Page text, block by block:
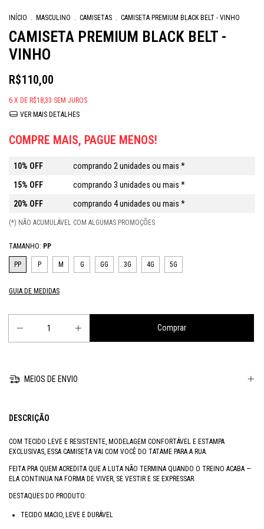
INÍCIO MASCULINO CAMISETAS CAMISETA PREMIUM BLACK BELT - VINHO
CAMISETA PREMIUM BLACK BELT -
VINHO
R$110,00
6 X DE R$18,33 SEM JUROS
VER MAIS DETALHES
COMPRE MAIS, PAGUE MENOS!
10% OFF
comprando 2 unidades ou mais *
15% OFF
comprando 3 unidades ou mais *
20% OFF
comprando 4 unidades ou mais *
(*) NÃO ACUMULÁVEL COM ALGUMAS PROMOÇÕES
TAMANHO: PP
PP P M G GG 3G 4G 5G
GUIA DE MEDIDAS
MEIOS DE ENVIO
DESCRIÇÃO
COM TECIDO LEVE E RESISTENTE, MODELAGEM CONFORTÁVEL E ESTAMPA
EXCLUSIVAS, ESSA CAMISETA VAI COM VOCÊ DO TATAME PARA A RUA.
FEITA PRA QUEM ACREDITA QUE A LUTA NÃO TERMINA QUANDO O TREINO ACABA —
ELA CONTINUA NA FORMA DE VIVER, SE VESTIR E SE EXPRESSAR.
DESTAQUES DO PRODUTO:
TECIDO MACIO, LEVE E DURÁVEL